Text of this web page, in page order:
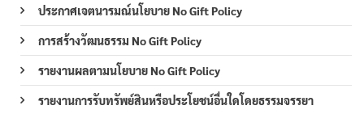
ประกาศเจตนารมณ์นโยบาย No Gift Policy
การสร้างวัฒนธรรม No Gift Policy
รายงานผลตามนโยบาย No Gift Policy
รายงานการรับทรัพย์สินหรือประโยชน์อื่นใดโดยธรรมจรรยา